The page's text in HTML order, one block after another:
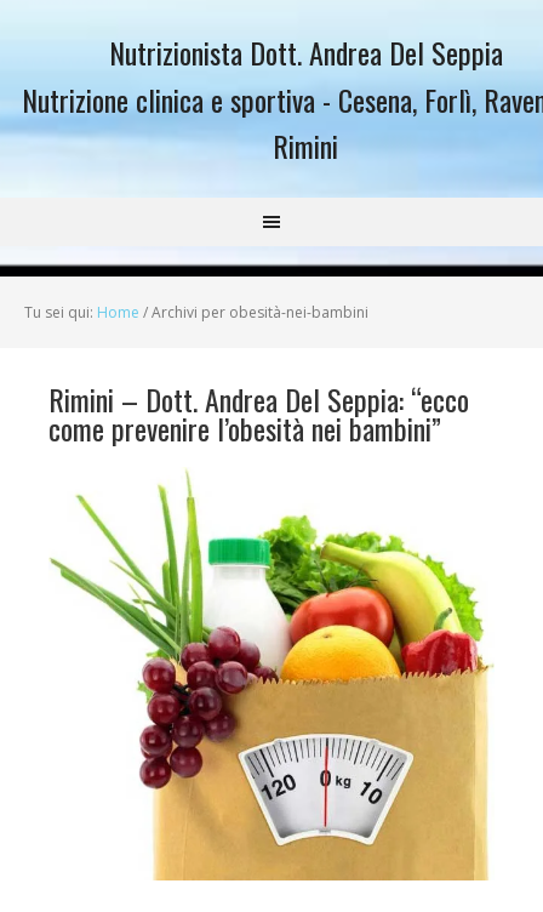
Nutrizionista Dott. Andrea Del Seppia
Nutrizione clinica e sportiva - Cesena, Forlì,
Rimini
Tu sei qui: Home /Archivi per obesità-nei-bambini
Rimini – Dott. Andrea Del Seppia: “ecco
come prevenire l’obesità nei bambini”